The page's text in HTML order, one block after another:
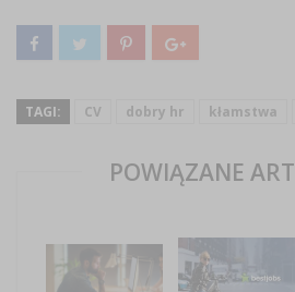
TAGI: CV dobry hr kłamstwa
POWIĄZANE